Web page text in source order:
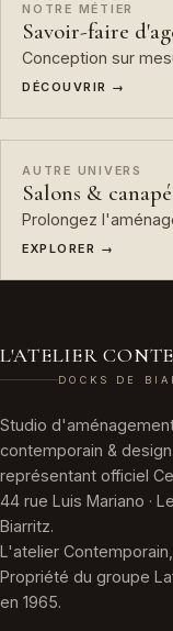
NOTRE MÉTIER
Savoir-faire
Conception sur
DÉCOUVRIR →
AUTRE UNIVERS
Salons &
Prolongez
EXPLORER →
L'ATELIER
DOCKS DE
Studio
contemporain &
représentant officiel
44 rue Luis Mariano ·
Biarritz.
L'atelier
Propriété du groupe
en 1965.